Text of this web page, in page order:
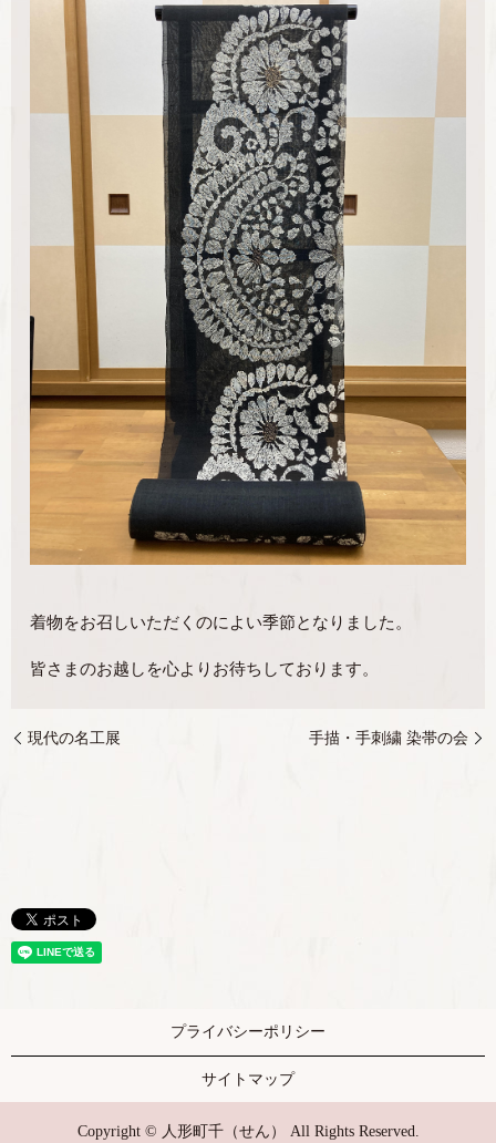
着物をお召しいただくのによい季節となりました。
皆さまのお越しを心よりお待ちしております。
現代の名工展 手描・手刺繍 染帯の会
プライバシーポリシー
サイトマップ
Copyright © 人形町千（せん） All Rights Reserved.